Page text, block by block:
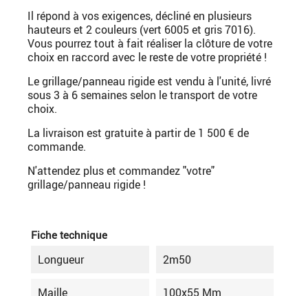
Il répond à vos exigences, décliné en plusieurs
hauteurs et 2 couleurs (vert 6005 et gris 7016).
Vous pourrez tout à fait réaliser la clôture de votre
choix en raccord avec le reste de votre propriété !
Le grillage/panneau rigide est vendu à l'unité, livré
sous 3 à 6 semaines selon le transport de votre
choix.
La livraison est gratuite à partir de 1 500 € de
commande.
N'attendez plus et commandez "votre"
grillage/panneau rigide !
Fiche technique
Longueur 2m50
Maille 100x55 Mm